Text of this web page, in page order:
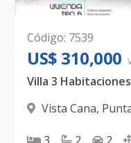
Código: 7539
US$ 310,000
Vista Cana,